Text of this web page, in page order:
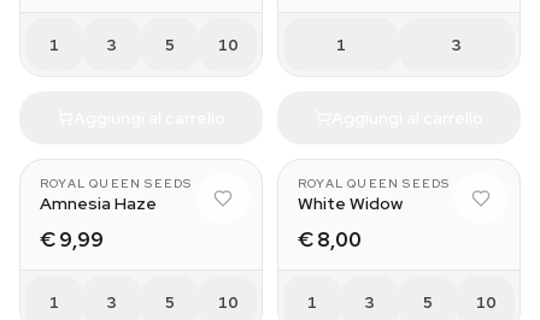
1 3 5 10 1 3
ROYAL QUEEN SEEDS
Amnesia Haze
€ 9,99
1 3 5 10
ROYAL QUEEN SEEDS
White Widow
€ 8,00
1 3 5 10